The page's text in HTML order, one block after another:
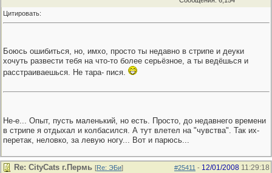
Цитировать:
Боюсь ошибиться, но, имхо, просто ты недавно в стрипе и деуки
хочуть развести тебя на что-то более серьёзное, а ты ведёшься и
расстраиваешься. Не тара- пися.
Не-е... Опыт, пусть маленький, но есть. Просто, до недавнего времени
в стрипе я отдыхал и колбасился. А тут влетел на "чувства". Так их-
перетак, неловко, за левую ногу... Вот и парюсь...
#25411 - 12/01/2008 11:29:18
Re: CityCats г.Пермь [Re: ЭБи]